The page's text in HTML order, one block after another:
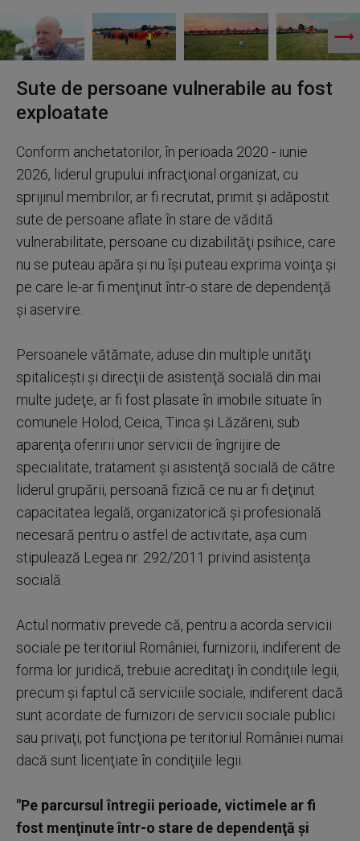
Sute de persoane vulnerabile au fost
exploatate
Conform anchetatorilor, în perioada 2020 - iunie
2026, liderul grupului infracţional organizat, cu
sprijinul membrilor, ar fi recrutat, primit şi adăpostit
sute de persoane aflate în stare de vădită
vulnerabilitate, persoane cu dizabilităţi psihice, care
nu se puteau apăra şi nu îşi puteau exprima voinţa şi
pe care le-ar fi menţinut într-o stare de dependenţă
şi aservire.
Persoanele vătămate, aduse din multiple unităţi
spitaliceşti şi direcţii de asistenţă socială din mai
multe judeţe, ar fi fost plasate în imobile situate în
comunele Holod, Ceica, Tinca şi Lăzăreni, sub
aparenţa oferirii unor servicii de îngrijire de
specialitate, tratament şi asistenţă socială de către
liderul grupării, persoană fizică ce nu ar fi deţinut
capacitatea legală, organizatorică şi profesională
necesară pentru o astfel de activitate, aşa cum
stipulează Legea nr. 292/2011 privind asistenţa
socială.
Actul normativ prevede că, pentru a acorda servicii
sociale pe teritoriul României, furnizorii, indiferent de
forma lor juridică, trebuie acreditaţi în condiţiile legii,
precum şi faptul că serviciile sociale, indiferent dacă
sunt acordate de furnizori de servicii sociale publici
sau privaţi, pot funcţiona pe teritoriul României numai
dacă sunt licenţiate în condiţiile legii.
"Pe parcursul întregii perioade, victimele ar fi
fost menţinute într-o stare de dependenţă şi